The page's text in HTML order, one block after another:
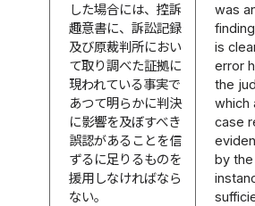
した場合には、控訴
趣意書に、訴訟記録
及び原裁判所におい
て取り調べた証拠に
現われている事実で
あつて明らかに判決
に影響を及ぼすべき
誤認があることを信
ずるに足りるものを
援用しなければなら
ない。
was
is
error
the
which
case
by